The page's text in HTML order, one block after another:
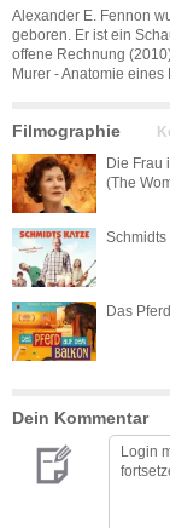
Alexander E. Fennon
geboren. Er ist ein
offene Rechnung
Murer - Anatomie eines
Filmographie
Die Frau
(The
Schmidts
Das
Dein Kommentar
Login